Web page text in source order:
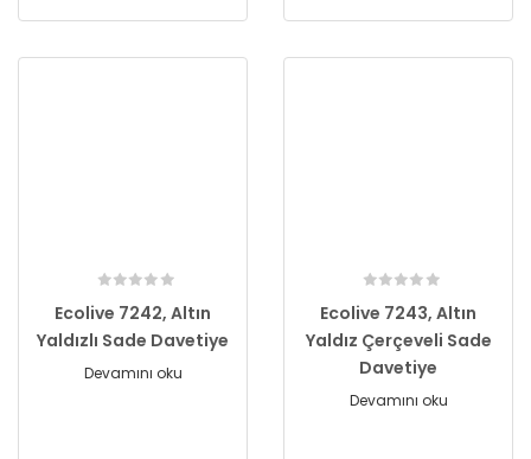
Ecolive 7242, Altın
Yaldızlı Sade Davetiye
Devamını oku
Ecolive 7243, Altın
Yaldız Çerçeveli Sade
Davetiye
Devamını oku